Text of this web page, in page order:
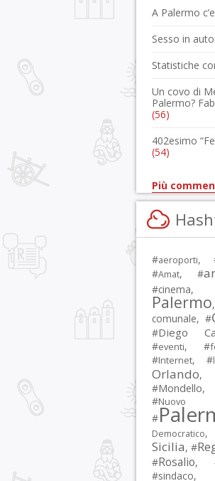
A Palermo
Sesso in
Statistiche
Un covo di
Palermo?
(56)
402esimo
(54)
Più
#aeroporti,
#Amat, #
#cinema,
Palermo
comunale, #
#Diego
#eventi, #
#Internet, #
Orlando,
#Mondello,
#
#
Democratico,
Sicilia, #
#Rosalio,
#sindaco,